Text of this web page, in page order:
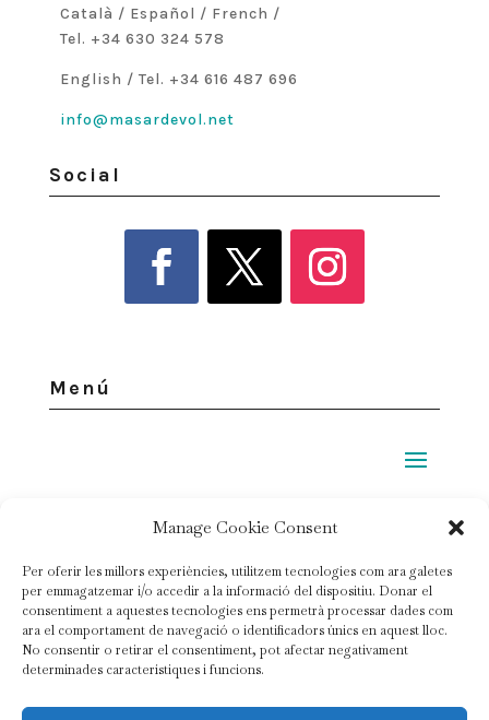
Manage Cookie Consent
Per oferir les millors experiències, utilitzem tecnologies com ara galetes
per emmagatzemar i/o accedir a la informació del dispositiu. Donar el
consentiment a aquestes tecnologies ens permetrà processar dades com
ara el comportament de navegació o identificadors únics en aquest lloc.
No consentir o retirar el consentiment, pot afectar negativament
determinades característiques i funcions.
Català / Español / French /
Tel. +34 630 324 578
English / Tel. +34 616 487 696
info@masardevol.net
Social
Menú
Política de privacidad
Política de cookies
Condiciones de contratación